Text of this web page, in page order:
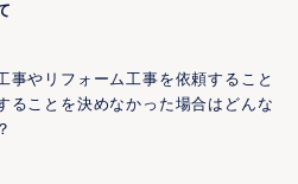
事やリフォーム工事を依頼すること
ることを決めなかった場合はどんな